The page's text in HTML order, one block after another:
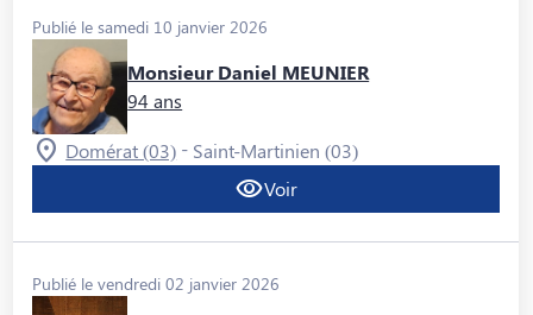
Publié le samedi 10 janvier 2026
Monsieur Daniel MEUNIER
94 ans
Domérat (03) - Saint-Martinien (03)
Voir
Publié le vendredi 02 janvier 2026